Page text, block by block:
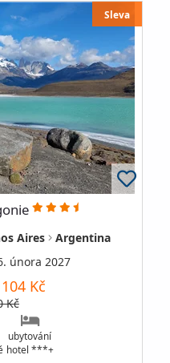
Sleva
Aires
Argentina
února 2027
Kč
Kč
ubytování
hotel ***+